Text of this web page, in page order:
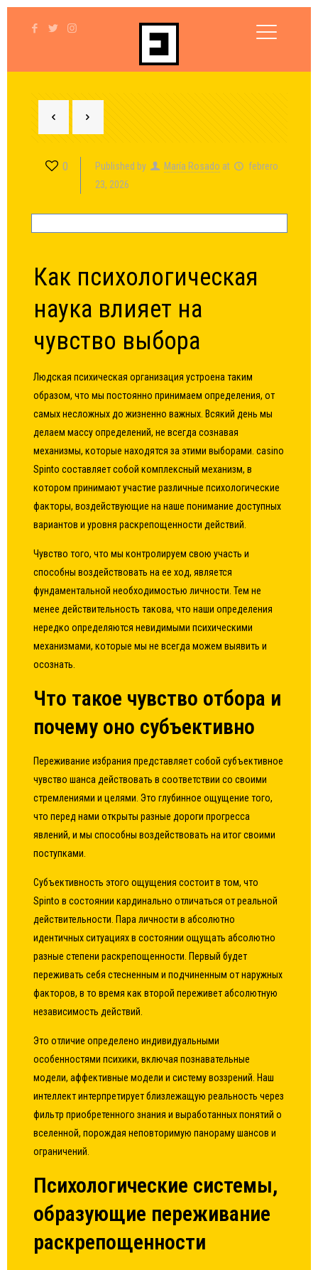
0 Published by María Rosado at
febrero
23, 2026
Как психологическая
наука влияет на
чувство выбора
Людская психическая организация устроена таким
образом, что мы постоянно принимаем определения, от
самых несложных до жизненно важных. Всякий день мы
делаем массу определений, не всегда сознавая
механизмы, которые находятся за этими выборами.casino
Spinto составляет собой комплексный механизм, в
котором принимают участие различные психологические
факторы, воздействующие на наше понимание доступных
вариантов и уровня раскрепощенности действий.
Чувство того, что мы контролируем свою участь и
способны воздействовать на ее ход, является
фундаментальной необходимостью личности. Тем не
менее действительность такова, что наши определения
нередко определяются невидимыми психическими
механизмами, которые мы не всегда можем выявить и
осознать.
Что такое чувство отбора и
почему оно субъективно
Переживание избрания представляет собой субъективное
чувство шанса действовать в соответствии со своими
стремлениями и целями. Это глубинное ощущение того,
что перед нами открыты разные дороги прогресса
явлений, и мы способны воздействовать на итог своими
поступками.
Субъективность этого ощущения состоит в том, что
Spinto в состоянии кардинально отличаться от реальной
действительности. Пара личности в абсолютно
идентичных ситуациях в состоянии ощущать абсолютно
разные степени раскрепощенности. Первый будет
переживать себя стесненным и подчиненным от наружных
факторов, в то время как второй переживет абсолютную
независимость действий.
Это отличие определено индивидуальными
особенностями психики, включая познавательные
модели, аффективные модели и систему воззрений. Наш
интеллект интерпретирует близлежащую реальность через
фильтр приобретенного знания и выработанных понятий о
вселенной, порождая неповторимую панораму шансов и
ограничений.
Психологические системы,
образующие переживание
раскрепощенности